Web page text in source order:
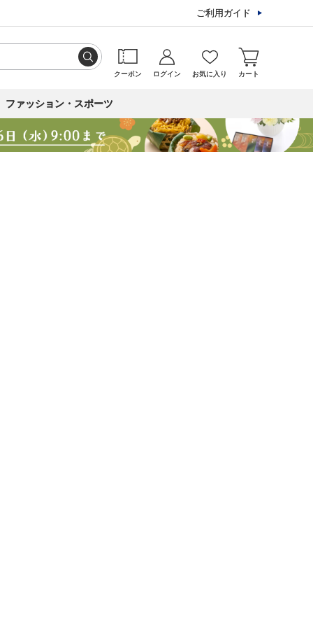
ご利用ガイド
クーポン ログイン お気に入り カート
ファッション・スポーツ